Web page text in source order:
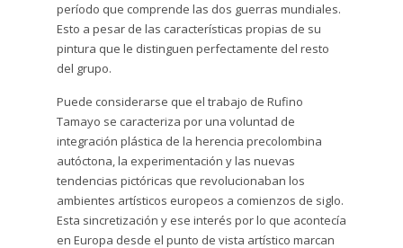
Técnica
Mixta
período que comprende las dos guerras mundiales.
Esto a pesar de las características propias de su
pintura que le distinguen perfectamente del resto
del grupo.
Puede considerarse que el trabajo de Rufino
Tamayo se caracteriza por una voluntad de
integración plástica de la herencia precolombina
autóctona, la experimentación y las nuevas
tendencias pictóricas que revolucionaban los
ambientes artísticos europeos a comienzos de siglo.
Esta sincretización y ese interés por lo que acontecía
en Europa desde el punto de vista artístico marcan